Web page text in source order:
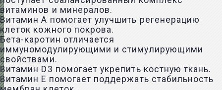
витаминов и минералов.
Витамин А помогает улучшить регенерацию
клеток кожного покрова.
Бета-каротин отличается
иммуномодулирующими и стимулирующими
свойствами.
Витамин D3 помогает укрепить костную ткань.
Витамин Е помогает поддержать стабильность